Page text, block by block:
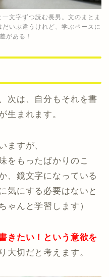
文字ずつ読む長男。文のまとま
いぶ違うけれど、学ぶペースに
がある！
次は、自分もそれを書
生まれます。
ますが、
をもったばかりのこ
、鏡文字になっている
気にする必要はないと
ゃんと学習します）
きたい！という意欲を
大切だと考えます。